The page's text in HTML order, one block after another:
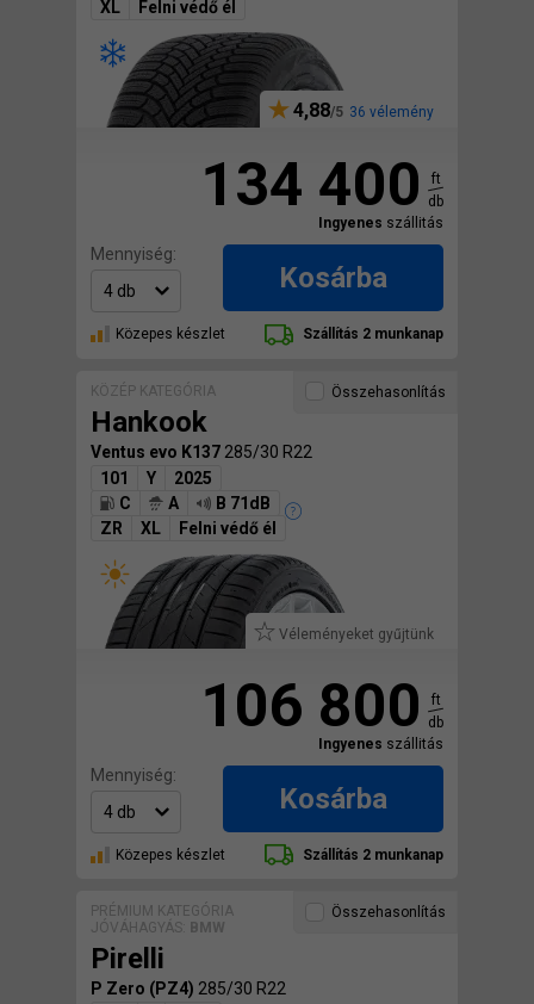
XL Felni védő él
4,88 36 vélemény
134 400
ft
db
Ingyenes szállitás
Mennyiség:
Kosárba
Közepes készlet Szállítás 2 munkanap
KÖZÉP KATEGÓRIA
Hankook
Ventus evo K137 285/30 R22
101
Y
2025
C
A
B 71dB
ZR
XL Felni védő él
Véleményeket gyűjtünk
Összehasonlítás
106 800
ft
db
Ingyenes szállitás
Mennyiség:
Kosárba
Közepes készlet Szállítás 2 munkanap
PRÉMIUM KATEGÓRIA
JÓVÁHAGYÁS:
BMW
Pirelli
P Zero (PZ4) 285/30 R22
Összehasonlítás